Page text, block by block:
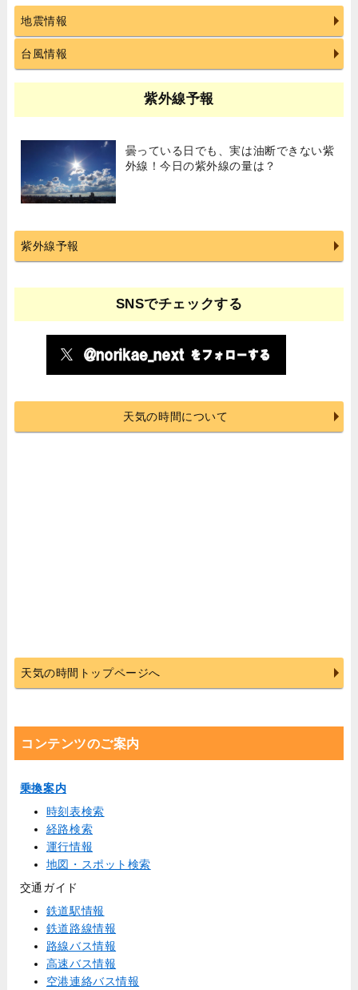
地震情報
台風情報
紫外線予報
曇っている日でも、実は油断できない紫
外線！今日の紫外線の量は？
紫外線予報
SNSでチェックする
天気の時間について
天気の時間トップページへ
コンテンツのご案内
乗換案内
時刻表検索
経路検索
運行情報
地図・スポット検索
交通ガイド
鉄道駅情報
鉄道路線情報
路線バス情報
高速バス情報
空港連絡バス情報